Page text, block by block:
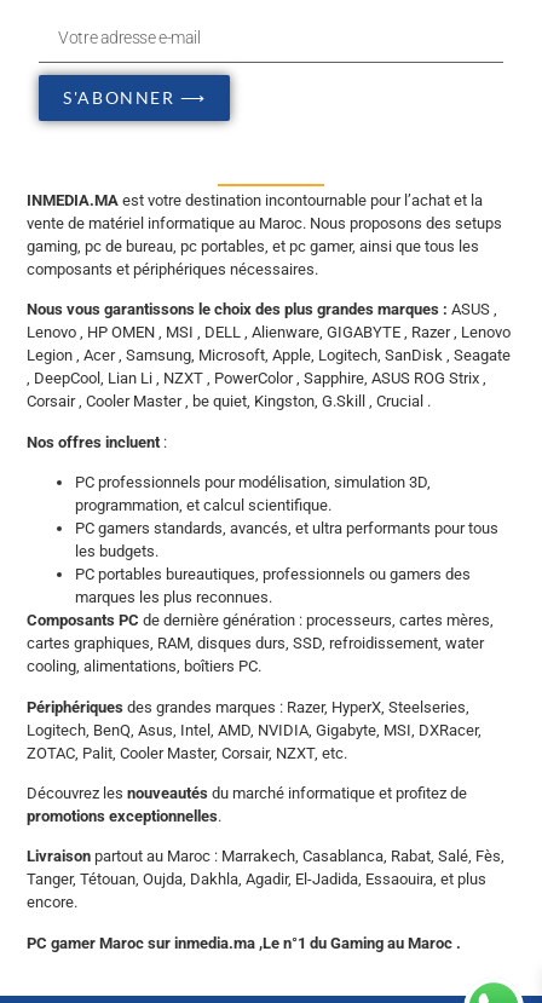
S'ABONNER ⟶
INMEDIA.MA est votre destination incontournable pour l’achat et la
vente de matériel informatique au Maroc. Nous proposons des setups
gaming, pc de bureau, pc portables, et pc gamer, ainsi que tous les
composants et périphériques nécessaires.
Nous vous garantissons le choix des plus grandes marques : ASUS ,
Lenovo , HP OMEN , MSI , DELL , Alienware, GIGABYTE , Razer , Lenovo
Legion , Acer , Samsung, Microsoft, Apple, Logitech, SanDisk , Seagate
, DeepCool, Lian Li , NZXT , PowerColor , Sapphire, ASUS ROG Strix ,
Corsair , Cooler Master , be quiet, Kingston, G.Skill , Crucial .
Nos offres incluent :
PC professionnels pour modélisation, simulation 3D,
programmation, et calcul scientifique.
PC gamers standards, avancés, et ultra performants pour tous
les budgets.
PC portables bureautiques, professionnels ou gamers des
marques les plus reconnues.
Composants PC de dernière génération : processeurs, cartes mères,
cartes graphiques, RAM, disques durs, SSD, refroidissement, water
cooling, alimentations, boîtiers PC.
Périphériques des grandes marques : Razer, HyperX, Steelseries,
Logitech, BenQ, Asus, Intel, AMD, NVIDIA, Gigabyte, MSI, DXRacer,
ZOTAC, Palit, Cooler Master, Corsair, NZXT, etc.
Découvrez lesnouveautés du marché informatique et profitez de
promotions exceptionnelles.
Livraison partout au Maroc : Marrakech, Casablanca, Rabat, Salé, Fès,
Tanger, Tétouan, Oujda, Dakhla, Agadir, El-Jadida, Essaouira, et plus
encore.
PC gamer Maroc sur inmedia.ma ,Le n°1 du Gaming au Maroc .